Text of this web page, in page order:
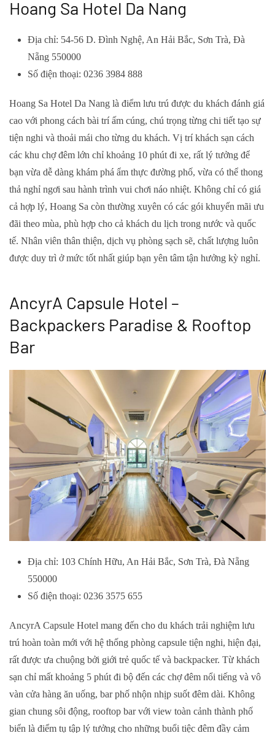
Hoang Sa Hotel Da Nang
Địa chỉ: 54-56 D. Đình Nghệ, An Hải Bắc, Sơn Trà, Đà
Nẵng 550000
Số điện thoại: 0236 3984 888
Hoang Sa Hotel Da Nang là điểm lưu trú được du khách đánh giá
cao với phong cách bài trí ấm cúng, chú trọng từng chi tiết tạo sự
tiện nghi và thoải mái cho từng du khách. Vị trí khách sạn cách
các khu chợ đêm lớn chỉ khoảng 10 phút đi xe, rất lý tưởng để
bạn vừa dễ dàng khám phá ẩm thực đường phố, vừa có thể thong
thả nghỉ ngơi sau hành trình vui chơi náo nhiệt. Không chỉ có giá
cả hợp lý, Hoang Sa còn thường xuyên có các gói khuyến mãi ưu
đãi theo mùa, phù hợp cho cả khách du lịch trong nước và quốc
tế. Nhân viên thân thiện, dịch vụ phòng sạch sẽ, chất lượng luôn
được duy trì ở mức tốt nhất giúp bạn yên tâm tận hưởng kỳ nghỉ.
AncyrA Capsule Hotel –
Backpackers Paradise & Rooftop
Bar
Địa chỉ: 103 Chính Hữu, An Hải Bắc, Sơn Trà, Đà Nẵng
550000
Số điện thoại: 0236 3575 655
AncyrA Capsule Hotel mang đến cho du khách trải nghiệm lưu
trú hoàn toàn mới với hệ thống phòng capsule tiện nghi, hiện đại,
rất được ưa chuộng bởi giới trẻ quốc tế và backpacker. Từ khách
sạn chỉ mất khoảng 5 phút đi bộ đến các chợ đêm nổi tiếng và vô
vàn cửa hàng ăn uống, bar phố nhộn nhịp suốt đêm dài. Không
gian chung sôi động, rooftop bar với view toàn cảnh thành phố
biển là điểm tụ tập lý tưởng cho những buổi tiệc đêm đầy cảm